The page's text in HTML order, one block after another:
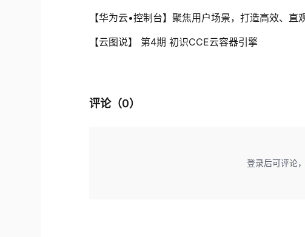
【华为云•控制台】聚焦用户场景，打造高效、直
【云图说】 第4期 初识CCE云容器引擎
评论（0）
登录后可评论